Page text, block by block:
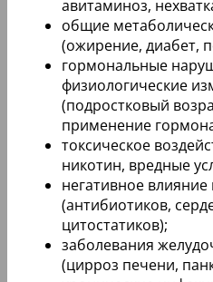
авитаминоз,
общие
(ожирение, диабет,
гормональные
физиологические
(подростковый
применение
токсическое
никотин, вредные
негативное
(антибиотиков,
цитостатиков);
заболевания
(цирроз печени,